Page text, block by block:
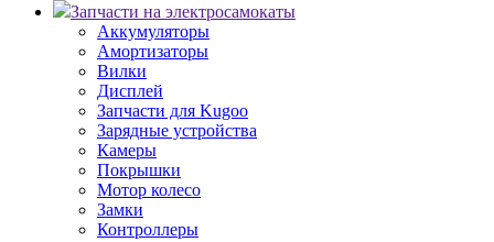
Запчасти на электросамокаты
Аккумуляторы
Амортизаторы
Вилки
Дисплей
Запчасти для Kugoo
Зарядные устройства
Камеры
Покрышки
Мотор колесо
Замки
Контроллеры